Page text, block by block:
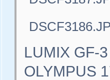
LUMIX GF-
OLYMPUS